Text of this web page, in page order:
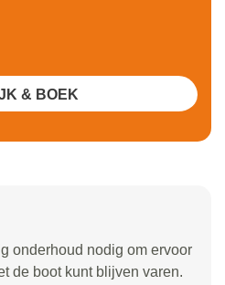
onderhoud nodig om ervoor
de boot kunt blijven varen.
& BOEK